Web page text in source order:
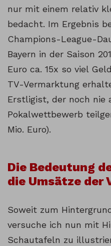
nur mit einem relativ
bedacht. Im Ergebnis
Champions-League-
Bayern in der Saison
Euro ca. 15x so viel
TV-Vermarktung
Erstligist, der noch nie
Pokalwettbewerb
Mio. Euro).
Die Bedeutung
die Umsätze der
Soweit zum
versuche ich nun mit
Schautafeln zu